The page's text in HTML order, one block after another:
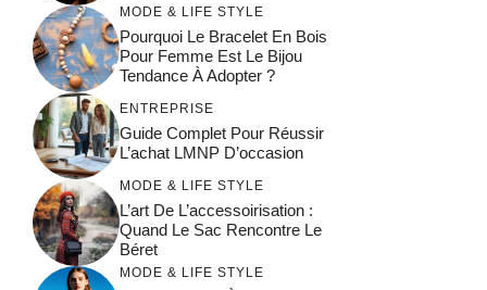
MODE & LIFE STYLE
Pourquoi Le Bracelet En Bois
Pour Femme Est Le Bijou
Tendance À Adopter ?
ENTREPRISE
Guide Complet Pour Réussir
L’achat LMNP D’occasion
MODE & LIFE STYLE
L’art De L’accessoirisation :
Quand Le Sac Rencontre Le
Béret
MODE & LIFE STYLE